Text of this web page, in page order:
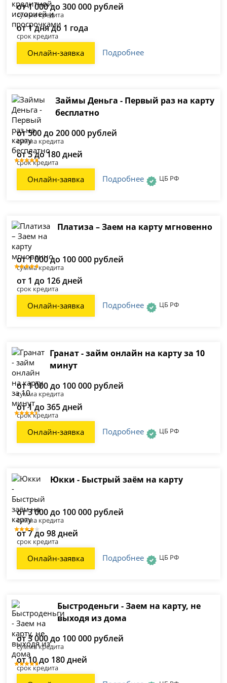
от 1 000 до 300 000 рублей
сумма кредита
от 1 дня до 1 года
срок кредита
Онлайн-заявка Подробнее
Займы Деньга - Первый раз на карту
бесплатно
от 500 до 200 000 рублей
сумма кредита
от 5 до 180 дней
срок кредита
Онлайн-заявка Подробнее ЦБ РФ
Платиза – Заем на карту мгновенно
от 1 000 до 100 000 рублей
сумма кредита
от 1 до 126 дней
срок кредита
Онлайн-заявка Подробнее ЦБ РФ
Гранат - займ онлайн на карту за 10
минут
от 1 000 до 100 000 рублей
сумма кредита
от 1 до 365 дней
срок кредита
Онлайн-заявка Подробнее ЦБ РФ
Юкки - Быстрый заём на карту
от 3 000 до 100 000 рублей
сумма кредита
от 7 до 98 дней
срок кредита
Онлайн-заявка Подробнее ЦБ РФ
Быстроденьги - Заем на карту, не
выходя из дома
от 3 000 до 100 000 рублей
сумма кредита
от 10 до 180 дней
срок кредита